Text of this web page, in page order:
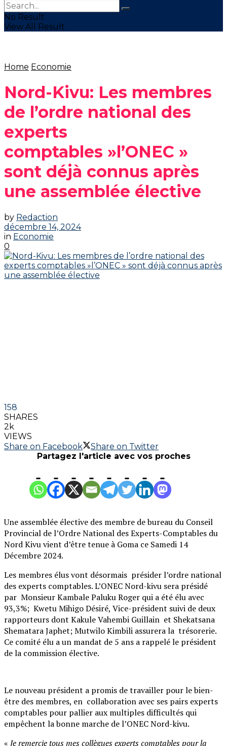
No Result
View All Result
Home Economie
‎Nord-Kivu: Les membres
de l’ordre national des
experts
comptables »l’ONEC »
sont déjà connus après
une assemblée élective
by Redaction
décembre 14, 2024
in Economie
0
158
SHARES
2k
VIEWS
Share on Facebook
Share on Twitter
Partagez l'article avec vos proches
Une assemblée élective des membre de bureau du Conseil
Provincial de l’Ordre National des Experts-Comptables du
Nord Kivu vient d’être tenue à Goma ce Samedi 14
Décembre 2024.
Les membres élus vont désormais présider l’ordre national
des experts comptables. L’ONEC Nord-kivu sera présidé
par Monsieur Kambale Paluku Roger qui a été élu avec
93,3%; Kwetu Mihigo Désiré, Vice-président suivi de deux
rapporteurs dont Kakule Vahembi Guillain et Shekatsana
Shematara Japhet; Mutwilo Kimbili assurera la trésorerie.
Ce comité élu a un mandat de 5 ans a rappelé le président
de la commission élective.
Le nouveau président a promis de travailler pour le bien-
être des membres, en collaboration avec ses pairs experts
comptables pour pallier aux multiples difficultés qui
empêchent la bonne marche de l’ONEC Nord-kivu.
« Je remercie tous mes collègues experts comptables pour la